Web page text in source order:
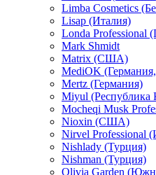
Limba Cosmetics
Lisap (Италия)
Londa Professional
Mark Shmidt
Matrix (США)
MediOK
Mertz (Германия)
Miyul (Республика
Mocheqi Musk
Nioxin (США)
Nirvel Professional
Nishlady (Турция)
Nishman (Турция)
Olivia Garden